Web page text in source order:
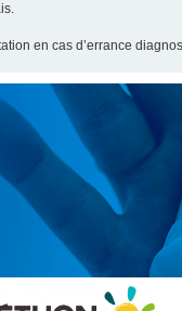
en cas d’errance